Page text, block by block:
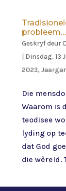
probleem…
Geskryf deur
| Dinsdag, 13
2023,
Die
Waarom is
teodisee
lyding op
dat God
die wêreld.